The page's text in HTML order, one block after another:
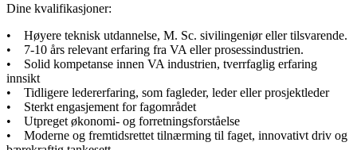
Dine kvalifikasjoner:
• Høyere teknisk utdannelse, M. Sc. sivilingeniør eller tilsvarende.
• 7-10 års relevant erfaring fra VA eller prosessindustrien.
• Solid kompetanse innen VA industrien, tverrfaglig erfaring
innsikt
• Tidligere ledererfaring, som fagleder, leder eller prosjektleder
• Sterkt engasjement for fagområdet
• Utpreget økonomi- og forretningsforståelse
• Moderne og fremtidsrettet tilnærming til faget, innovativt driv og